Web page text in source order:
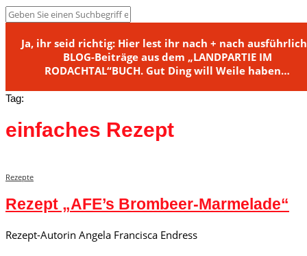
Ja, ihr seid richtig: Hier lest ihr nach + nach
BLOG-Beiträge aus dem „LANDPARTIE IM
RODACHTAL“BUCH. Gut Ding will Weile haben…
Tag:
einfaches Rezept
Rezepte
Rezept „AFE’s Brombeer-Marmelade“
Rezept-Autorin Angela Francisca Endress